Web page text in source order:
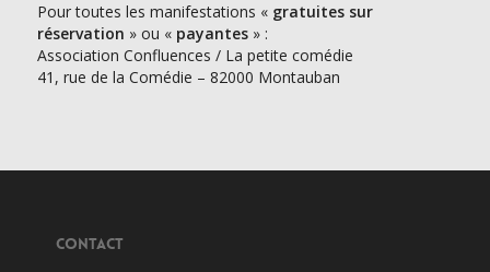
Pour toutes les manifestations « gratuites sur
réservation » ou « payantes» :
Association Confluences / La petite comédie
41, rue de la Comédie – 82000 Montauban
CONTACT